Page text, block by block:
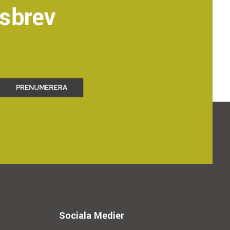
Sociala Medier